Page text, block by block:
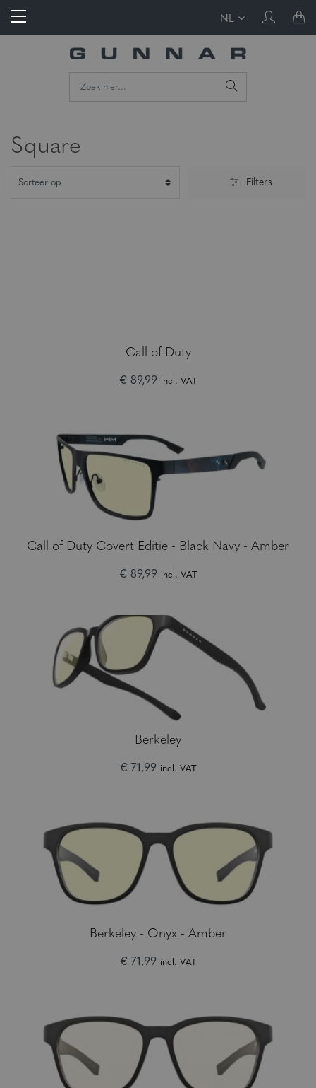
NL
Square
Filters
Call of Duty
€ 89,99 incl. VAT
Call of Duty Covert Editie - Black Navy - Amber
€ 89,99 incl. VAT
Berkeley
€ 71,99 incl. VAT
Berkeley - Onyx - Amber
€ 71,99 incl. VAT